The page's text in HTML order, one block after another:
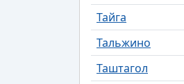
Тайга
Тальжино
Таштагол